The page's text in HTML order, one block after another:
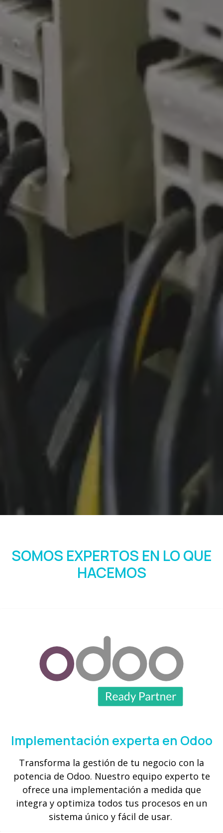
SOMOS EXPERTOS EN LO QUE
HACEMOS
Implementación experta en Odoo
Transforma la gestión de tu negocio con la
potencia de Odoo. Nuestro equipo experto te
ofrece una implementación a medida que
integra y optimiza todos tus procesos en un
sistema único y fácil de usar.